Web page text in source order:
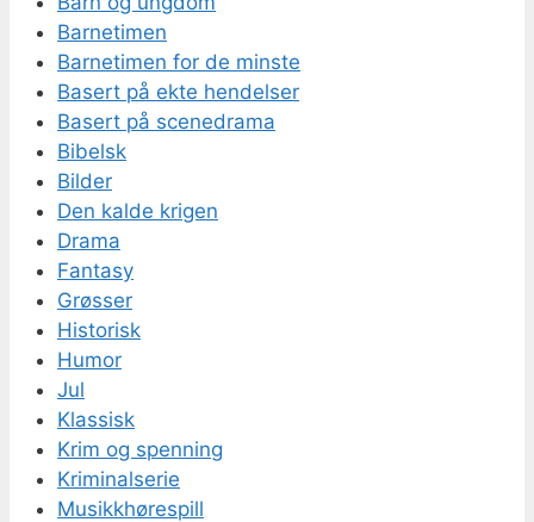
Barnetimen
Barnetimen for de minste
Basert på ekte hendelser
Basert på scenedrama
Bibelsk
Bilder
Den kalde krigen
Drama
Fantasy
Grøsser
Historisk
Humor
Jul
Klassisk
Krim og spenning
Kriminalserie
Musikkhørespill